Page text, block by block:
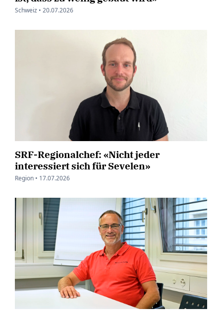
Schweiz • 20.07.2026
SRF-Regionalchef: «Nicht jeder
interessiert sich für Sevelen»
Region • 17.07.2026